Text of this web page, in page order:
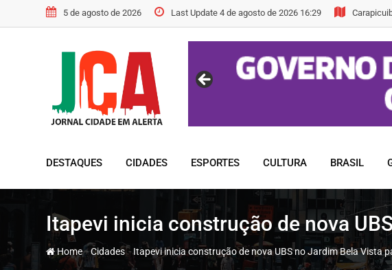
to
5 de agosto de 2026 Last Update 4 de agosto de 2026 16:29
DESTAQUES CIDADES ESPORTES CULTURA BRASIL
Itapevi inicia construção de nova
Home-Cidades-Itapevi inicia construção de nova UBS no Jardim Bela Vista